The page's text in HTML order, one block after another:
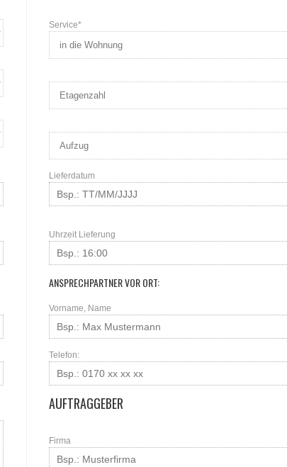
Service*
Lieferdatum
Uhrzeit Lieferung
ANSPRECHPARTNER VOR ORT:
Vorname, Name
Telefon:
AUFTRAGGEBER
Firma